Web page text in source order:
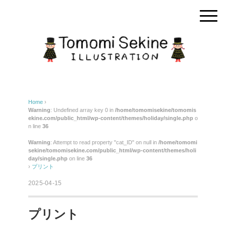
Home ›
Warning: Undefined array key 0 in /home/tomomisekine/tomomis
ekine.com/public_html/wp-content/themes/holiday/single.php o
n line 36
Warning: Attempt to read property "cat_ID" on null in /home/tomomi
sekine/tomomisekine.com/public_html/wp-content/themes/holi
day/single.php on line 36
› プリント
2025-04-15
プリント